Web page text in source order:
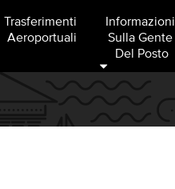
Trasferimenti
Aeroportuali
Informazioni
Sulla Gente
Del Posto